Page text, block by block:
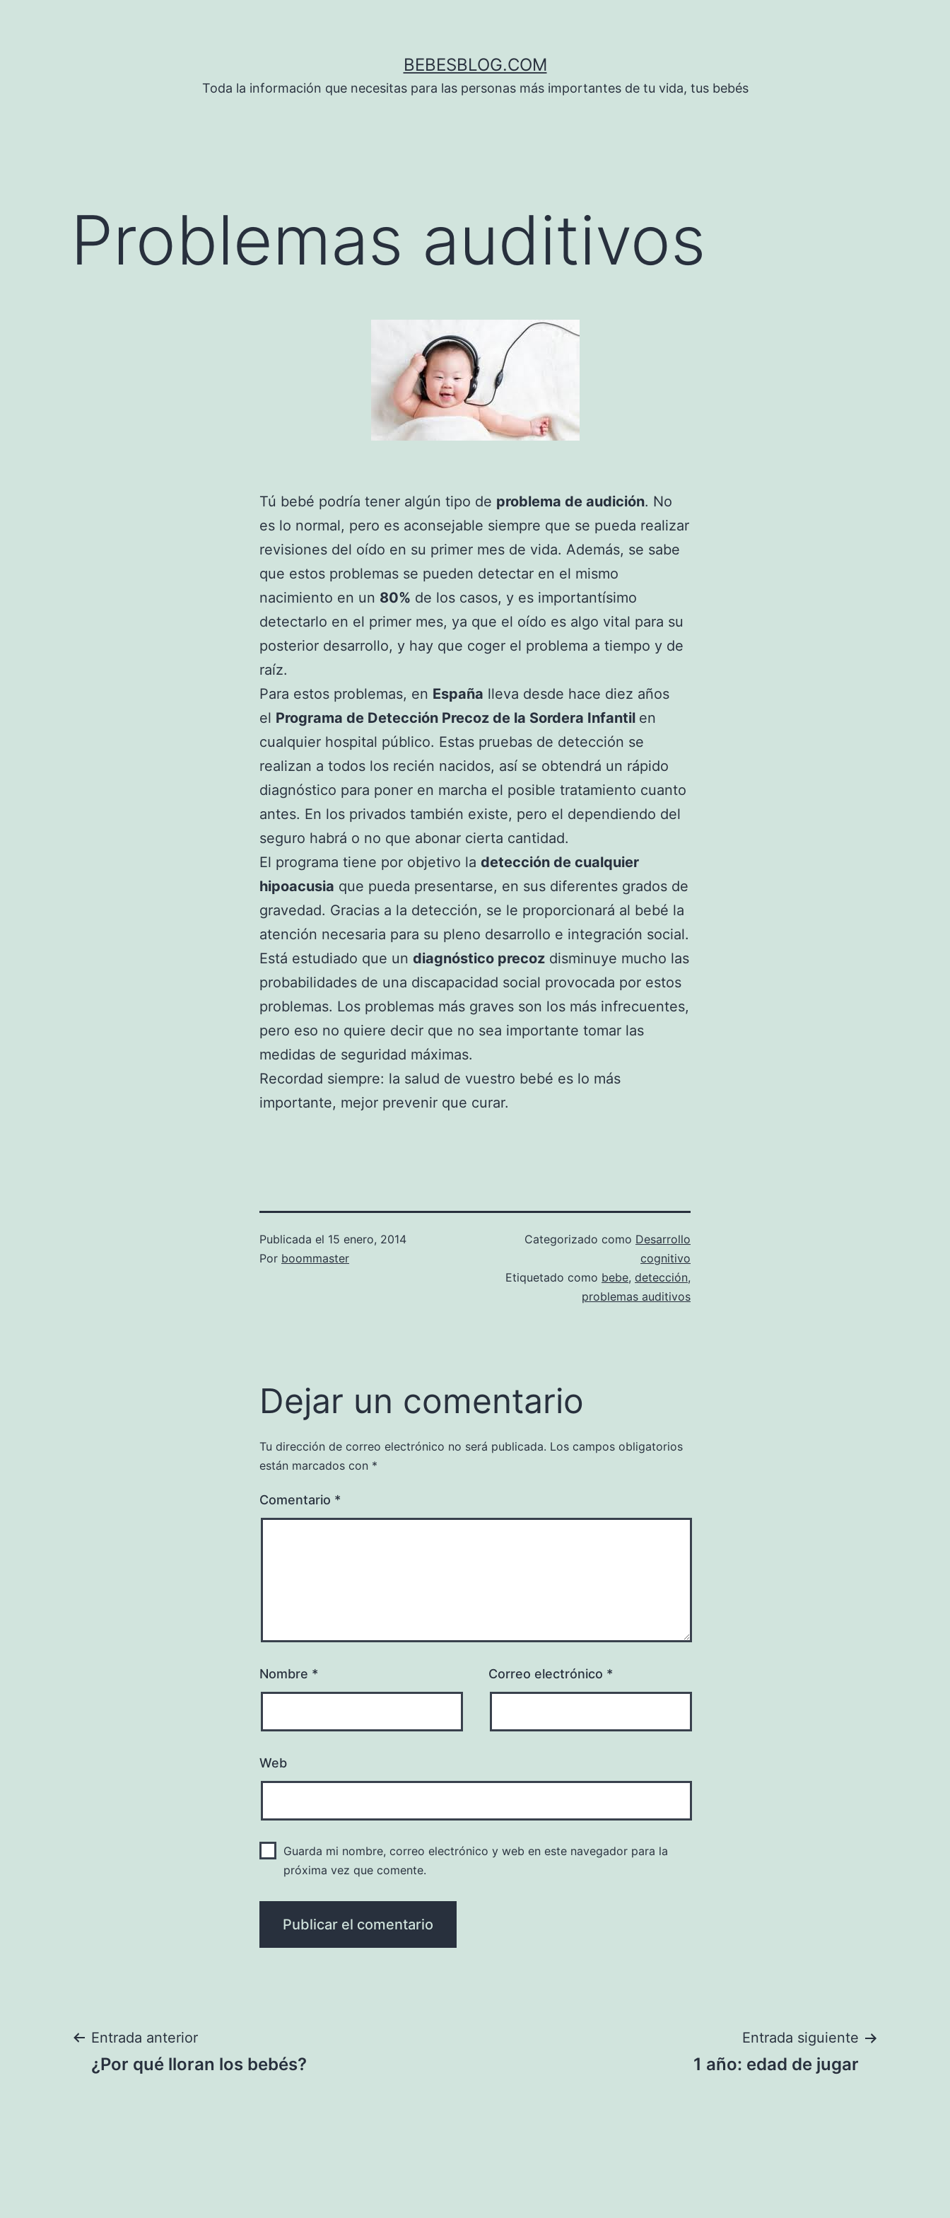
BEBESBLOG.COM
Toda la información que necesitas para las personas más importantes de tu vida, tus bebés
Problemas auditivos
Tú bebé podría tener algún tipo de problema de audición. No
es lo normal, pero es aconsejable siempre que se pueda realizar
revisiones del oído en su primer mes de vida. Además, se sabe
que estos problemas se pueden detectar en el mismo
nacimiento en un 80% de los casos, y es importantísimo
detectarlo en el primer mes, ya que el oído es algo vital para su
posterior desarrollo, y hay que coger el problema a tiempo y de
raíz.
Para estos problemas, en España lleva desde hace diez años
el Programa de Detección Precoz de la Sordera Infantil en
cualquier hospital público. Estas pruebas de detección se
realizan a todos los recién nacidos, así se obtendrá un rápido
diagnóstico para poner en marcha el posible tratamiento cuanto
antes. En los privados también existe, pero el dependiendo del
seguro habrá o no que abonar cierta cantidad.
El programa tiene por objetivo la detección de cualquier
hipoacusia que pueda presentarse, en sus diferentes grados de
gravedad. Gracias a la detección, se le proporcionará al bebé la
atención necesaria para su pleno desarrollo e integración social.
Está estudiado que un diagnóstico precoz disminuye mucho las
probabilidades de una discapacidad social provocada por estos
problemas. Los problemas más graves son los más infrecuentes,
pero eso no quiere decir que no sea importante tomar las
medidas de seguridad máximas.
Recordad siempre: la salud de vuestro bebé es lo más
importante, mejor prevenir que curar.
Publicada el 15 enero, 2014
Por boommaster
Categorizado como Desarrollo
cognitivo
Etiquetado como bebe, detección,
problemas auditivos
Dejar un comentario
Tu dirección de correo electrónico no será publicada. Los campos obligatorios
están marcados con *
Comentario *
Nombre * Correo electrónico *
Web
Guarda mi nombre, correo electrónico y web en este navegador para la
próxima vez que comente.
Navegación
Entrada anterior
¿Por qué lloran los bebés?
Entrada siguiente
1 año: edad de jugar